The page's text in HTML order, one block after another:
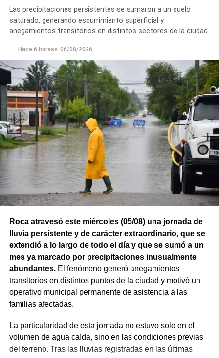
Las precipitaciones persistentes se sumaron a un suelo
saturado, generando escurrimiento superficial y
anegamientos transitorios en distintos sectores de la ciudad.
Hace 6 horasel 06/08/2026
Roca atravesó este miércoles (05/08) una jornada de
lluvia persistente y de carácter extraordinario, que se
extendió a lo largo de todo el día y que se sumó a un
mes ya marcado por precipitaciones inusualmente
abundantes. El fenómeno generó anegamientos
transitorios en distintos puntos de la ciudad y motivó un
operativo municipal permanente de asistencia a las
familias afectadas.
La particularidad de esta jornada no estuvo solo en el
volumen de agua caída, sino en las condiciones previas
del terreno. Tras las lluvias registradas en las últimas